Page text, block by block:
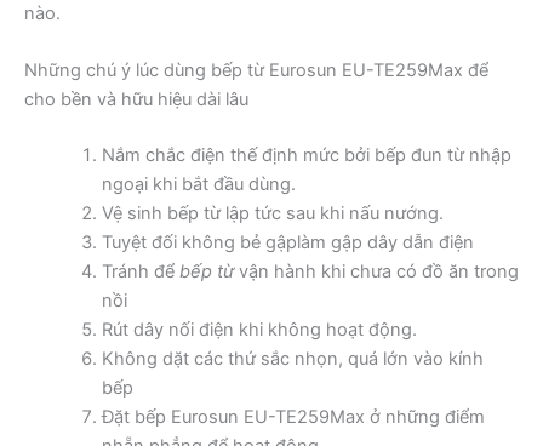
nào.
Những chú ý lúc dùng bếp từ Eurosun EU-TE259Max để
cho bền và hữu hiệu dài lâu
Nắm chắc điện thế định mức bởi bếp đun từ nhập
ngoại khi bắt đầu dùng.
Vệ sinh bếp từ lập tức sau khi nấu nướng.
Tuyệt đối không bẻ gậplàm gập dây dẫn điện
Tránh để bếp từvận hành khi chưa có đồ ăn trong
nồi
Rút dây nối điện khi không hoạt động.
Không dặt các thứ sắc nhọn, quá lớn vào kính
bếp
Đặt bếp Eurosun EU-TE259Max ở những điểm